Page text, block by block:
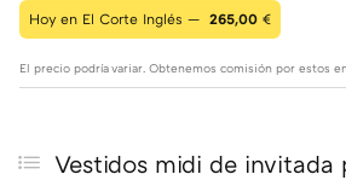
Hoy en El Corte Inglés — 265,00 €
El precio podría variar. Obtenemos comisión por estos
Vestidos midi de invitada